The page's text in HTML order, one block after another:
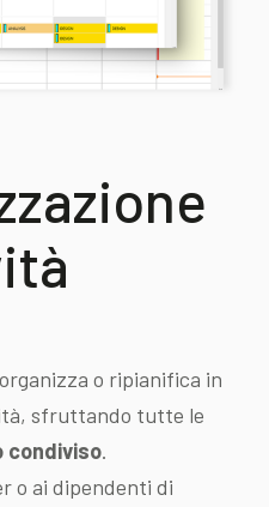
o ripianifica in
sfruttando tutte le
condiviso.
o ai dipendenti di